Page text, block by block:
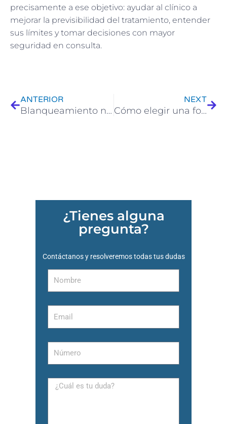
precisamente a ese objetivo: ayudar al clínico a
mejorar la previsibilidad del tratamiento, entender
sus límites y tomar decisiones con mayor
seguridad en consulta.
ANTERIOR
Blanqueamiento no vital: enfoque clínico para resultados predecibles
NEXT
Cómo elegir una formación en endodoncia avanzada: claves que debe valorar un odontólogo
¿Tienes alguna
pregunta?
Contáctanos y resolveremos todas tus dudas